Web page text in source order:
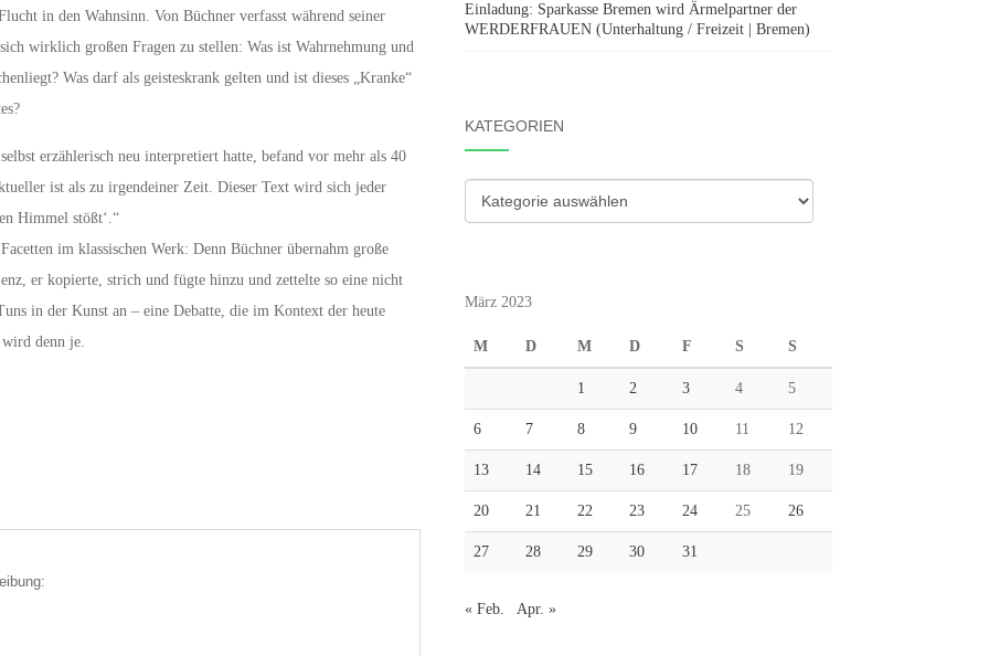
in den Wahnsinn. Von Büchner verfasst während seiner
wirklich großen Fragen zu stellen: Was ist Wahrnehmung und
Was darf als geisteskrank gelten und ist dieses „Kranke“
erzählerisch neu interpretiert hatte, befand vor mehr als 40
ist als zu irgendeiner Zeit. Dieser Text wird sich jeder
Himmel stößt‘.“
im klassischen Werk: Denn Büchner übernahm große
er kopierte, strich und fügte hinzu und zettelte so eine nicht
in der Kunst an – eine Debatte, die im Kontext der heute
denn je.
Einladung: Sparkasse Bremen wird Ärmelpartner der
WERDERFRAUEN (Unterhaltung / Freizeit | Bremen)
KATEGORIEN
Kategorien
März 2023
M D M D F S S
1 2 3 4 5
6 7 8 9 10 11 12
13 14 15 16 17 18 19
20 21 22 23 24 25 26
27 28 29 30 31
« Feb. Apr. »